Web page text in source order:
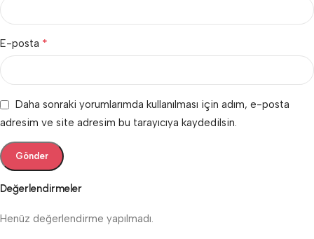
Değerlendirmeler
Henüz değerlendirme yapılmadı.
E-posta *
Daha sonraki yorumlarımda kullanılması için adım, e-posta
adresim ve site adresim bu tarayıcıya kaydedilsin.